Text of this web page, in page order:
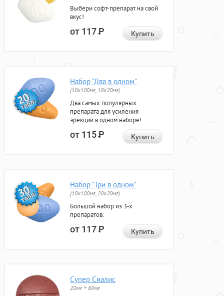
Выбери софт-препарат на свой
вкус!
от 117Р Купить
Набор "Два в одном"
(10x100мг, 10x20мг)
Два самых популярных
препарата для усиления
эрекции в одном наборе!
от 115Р Купить
Набор "Три в одном"
(10x100мг, 20x20мг)
Большой набор из 3-х
препаратов.
от 117Р Купить
Супер Сиалис
20мг + 60мг